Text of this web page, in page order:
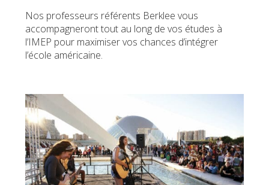
Nos professeurs référents Berklee vous
accompagneront tout au long de vos études à
l’IMEP pour maximiser vos chances d’intégrer
l’école américaine.